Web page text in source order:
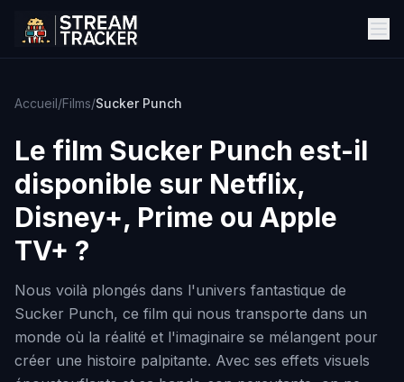
Accueil/Films/Sucker Punch
Le film Sucker Punch est-il
disponible sur Netflix,
Disney+, Prime ou Apple
TV+ ?
Nous voilà plongés dans l'univers fantastique de
Sucker Punch, ce film qui nous transporte dans un
monde où la réalité et l'imaginaire se mélangent pour
créer une histoire palpitante. Avec ses effets visuels